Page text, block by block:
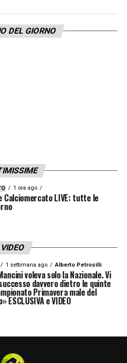
DEL GIORNO
1 ora ago
Calciomercato LIVE: tutte le
VIDEO
1 settimana ago Alberto Petrosilli
voleva solo la Nazionale. Vi
davvero dietro le quinte
Primavera male del
ESCLUSIVA e VIDEO